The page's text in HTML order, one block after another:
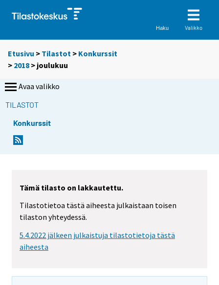
Haku Valikko
Etusivu > Tilastot > Konkurssit
> 2018 > joulukuu
Avaa valikko
TILASTOT
Konkurssit
Tämä tilasto on lakkautettu.
Tilastotietoa tästä aiheesta julkaistaan toisen
tilaston yhteydessä.
5.4.2022 jälkeen julkaistuja tilastotietoja tästä
aiheesta